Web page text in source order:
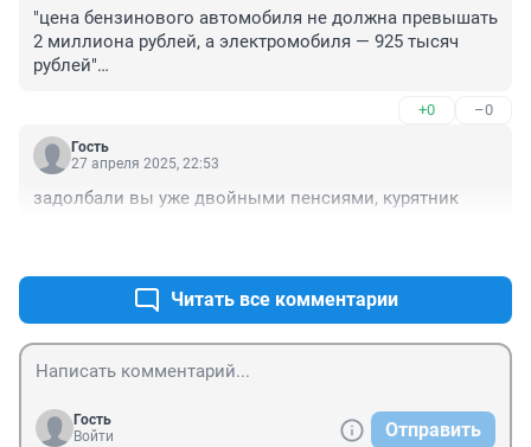
"цена бензинового автомобиля не должна превышать
2 миллиона рублей, а электромобиля — 925 тысяч
рублей"
+0 –0
Гость
27 апреля 2025, 22:53
задолбали вы уже двойными пенсиями, курятник
Читать все комментарии
Гость
Войти
Отправить